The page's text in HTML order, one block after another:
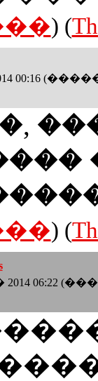
) (
00:16
) (
06:22